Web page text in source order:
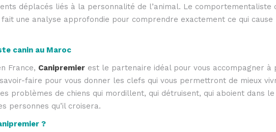
déplacés liés à la personnalité de l’animal. Le
fait une analyse approfondie pour comprendre exactement ce qui
canin au Maroc
France, Canipremier est le partenaire idéal pour vous accompagner
faire pour vous donner les clefs qui vous permettront de mieux
problèmes de chiens qui mordillent, qui détruisent, qui aboient dans
personnes qu’il croisera.
?